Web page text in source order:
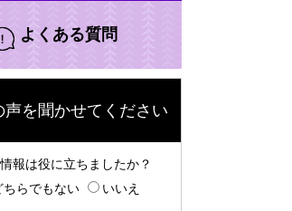
よくある質問
声を聞かせてください
報は役に立ちましたか？
ちらでもない いいえ